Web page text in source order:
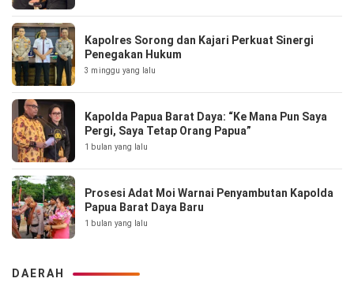
Kapolres Sorong dan Kajari Perkuat Sinergi
Penegakan Hukum
3 minggu yang lalu
Kapolda Papua Barat Daya: “Ke Mana Pun Saya
Pergi, Saya Tetap Orang Papua”
1 bulan yang lalu
Prosesi Adat Moi Warnai Penyambutan Kapolda
Papua Barat Daya Baru
1 bulan yang lalu
DAERAH